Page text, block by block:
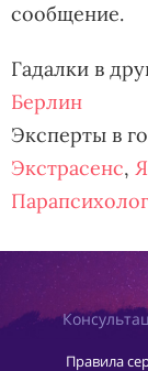
сообщение.
Гадалки в
Берлин
Эксперты в
Экстрасенс,
Парапсихолог
Правила